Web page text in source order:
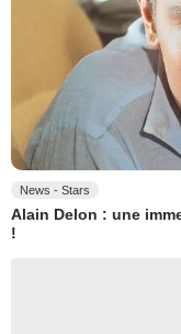
News - Stars
Alain Delon : une
!